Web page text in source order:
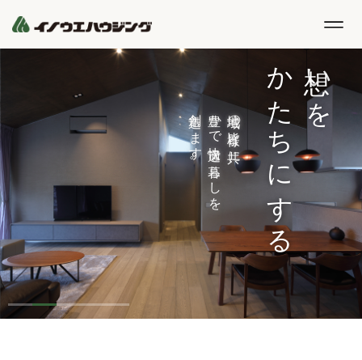
いを
かたちにする
の
皆様
と
に、
かで
快適
な
らしを
します。